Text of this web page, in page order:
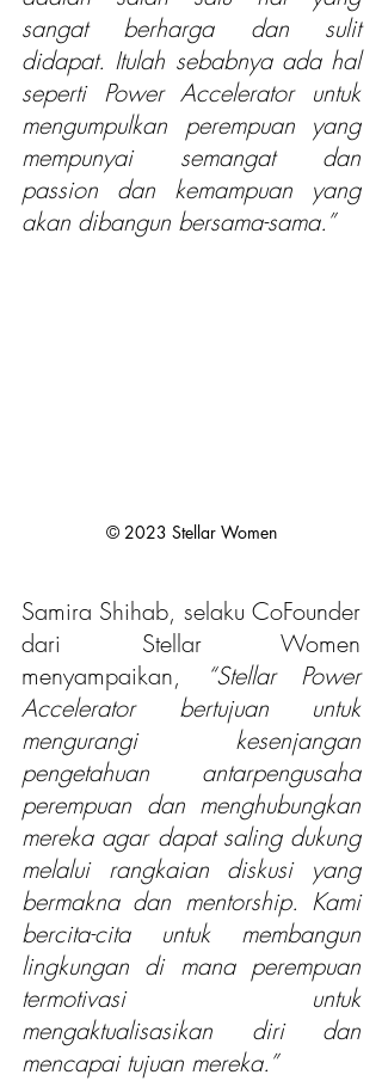
sangat berharga dan sulit
didapat. Itulah sebabnya ada hal
seperti Power Accelerator untuk
mengumpulkan perempuan yang
mempunyai semangat dan
passion dan kemampuan yang
akan dibangun bersama-sama.”
© 2023 Stellar Women
Samira Shihab, selaku CoFounder
dari Stellar Women
menyampaikan,
“Stellar Power
Accelerator bertujuan untuk
mengurangi kesenjangan
pengetahuan antarpengusaha
perempuan dan menghubungkan
mereka agar dapat saling dukung
melalui rangkaian diskusi yang
bermakna dan mentorship. Kami
bercita-cita untuk membangun
lingkungan di mana perempuan
termotivasi untuk
mengaktualisasikan diri dan
mencapai tujuan mereka.”